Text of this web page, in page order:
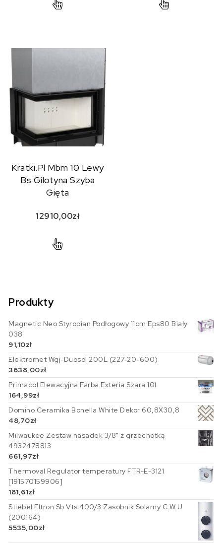
Kratki.Pl Mbm 10 Lewy
Bs Gilotyna Szyba
Gięta
12910,00zł
Produkty
Magnetic Neo Styropian Podłogowy 11cm Eps80 Biały
038
91,10zł
Elektromet Wgj-Duosol 200L (227-20-600)
3638,00zł
Primacol Elewacyjna Farba Exteria Szara 10l
164,99zł
Domino Ceramika Bonella White Dekor 60,8X30,8
48,70zł
Milwaukee Zestaw nasadek 3/8" z grzechotką
4932478813
661,97zł
Thermoval Regulator temperatury FTR-E-3121
[191570159906]
181,61zł
Stiebel Eltron Sb Vts 400/3 Zasobnik Solarny C.W.U
(200164)
5535,00zł